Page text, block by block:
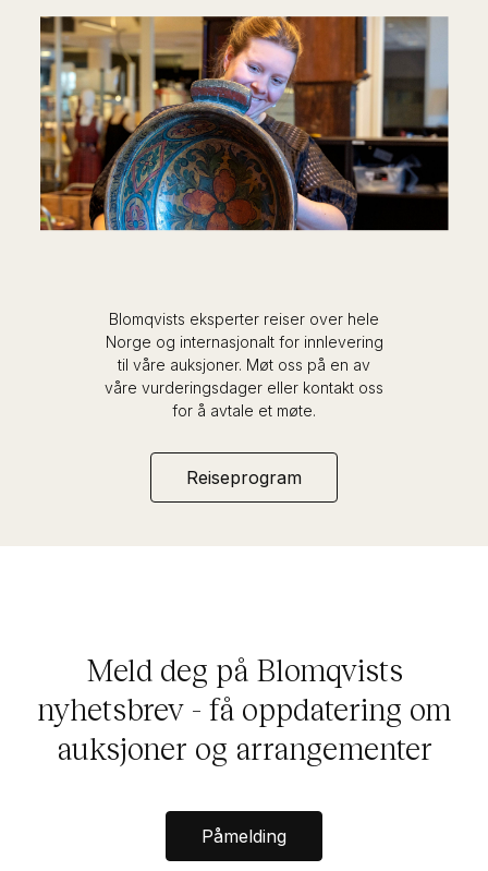
Blomqvists eksperter reiser over hele
Norge og internasjonalt for innlevering
til våre auksjoner. Møt oss på en av
våre vurderingsdager eller kontakt oss
for å avtale et møte.
Reiseprogram
Meld deg på Blomqvists
nyhetsbrev - få oppdatering om
auksjoner og arrangementer
Påmelding